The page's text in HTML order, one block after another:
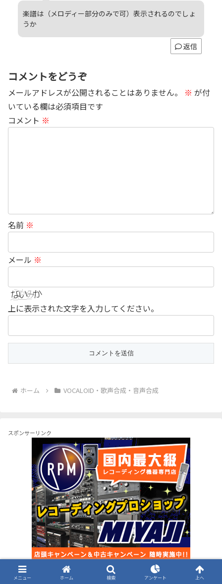
楽譜は（メロディー部分のみで可）表示されるのでしょ
うか
返信
コメントをどうぞ
メールアドレスが公開されることはありません。 ※ が付
いている欄は必須項目です
コメント ※
名前 ※
メール ※
上に表示された文字を入力してください。
ホーム VOCALOID・歌声合成・音声合成
スポンサーリンク
メニュー ホーム 検索 アンケート 上へ